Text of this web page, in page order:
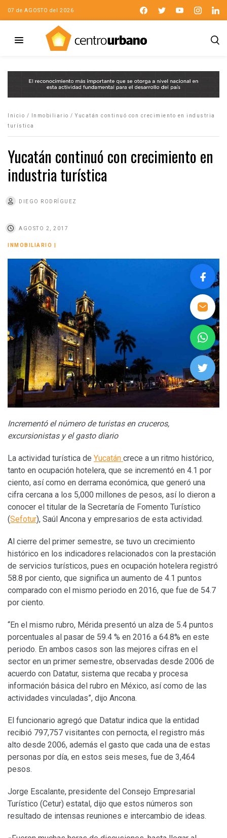
07 de AGOSTO del 2026
Inicio / Inmobiliario / Yucatán continuó con crecimiento en industria
turística
Yucatán continuó con crecimiento en
industria turística
DIEGO RODRÍGUEZ
AGOSTO 2, 2017
INMOBILIARIO
Incrementó el número de turistas en cruceros,
excursionistas y el gasto diario
La actividad turística de Yucatán crece a un ritmo histórico,
tanto en ocupación hotelera, que se incrementó en 4.1 por
ciento, así como en derrama económica, que generó una
cifra cercana a los 5,000 millones de pesos, así lo dieron a
conocer el titular de la Secretaría de Fomento Turístico
(Sefotur), Saúl Ancona y empresarios de esta actividad.
Al cierre del primer semestre, se tuvo un crecimiento
histórico en los indicadores relacionados con la prestación
de servicios turísticos, pues en ocupación hotelera registró
58.8 por ciento, que significa un aumento de 4.1 puntos
comparado con el mismo periodo en 2016, que fue de 54.7
por ciento.
“En el mismo rubro, Mérida presentó un alza de 5.4 puntos
porcentuales al pasar de 59.4 % en 2016 a 64.8% en este
periodo. En ambos casos son las mejores cifras en el
sector en un primer semestre, observadas desde 2006 de
acuerdo con Datatur, sistema que recaba y procesa
información básica del rubro en México, así como de las
actividades vinculadas”, dijo Ancona.
El funcionario agregó que Datatur indica que la entidad
recibió 797,757 visitantes con pernocta, el registro más
alto desde 2006, además el gasto que cada una de estas
personas por día, en estos seis meses, fue de 3,464
pesos.
Jorge Escalante, presidente del Consejo Empresarial
Turístico (Cetur) estatal, dijo que estos números son
resultado de intensas reuniones e intercambio de ideas.